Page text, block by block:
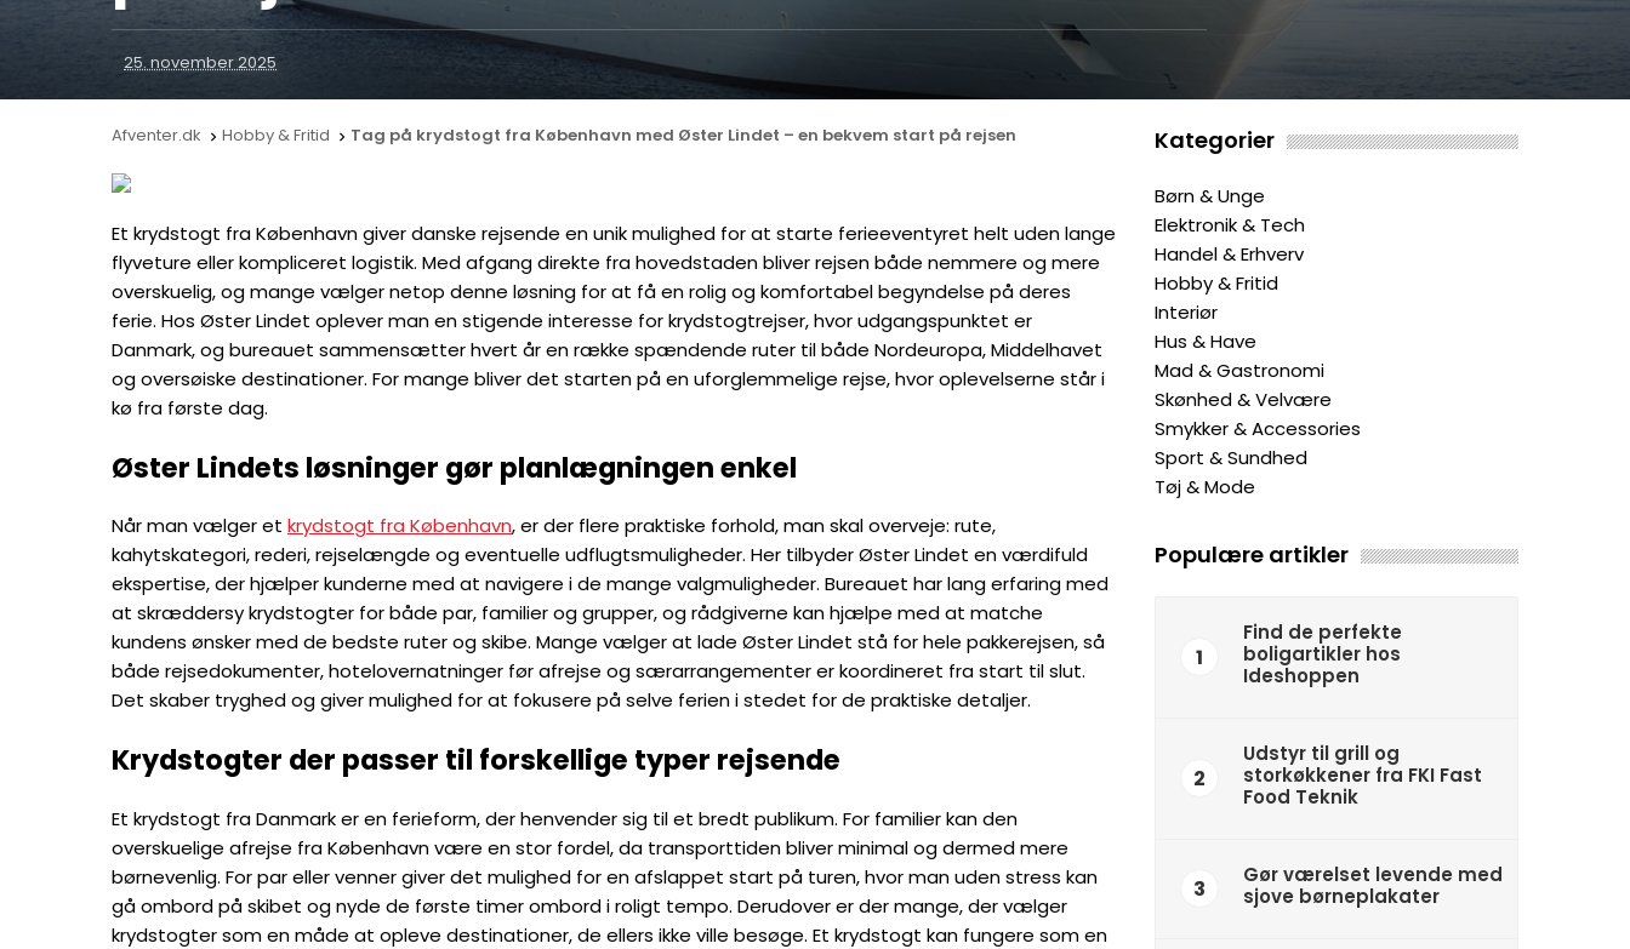
25. november 2025
Afventer.dk  Hobby & Fritid  Tag på krydstogt fra København med Øster Lindet – en bekvem start på rejsen
Et krydstogt fra København giver danske rejsende en unik mulighed for at starte ferieeventyret helt uden lange
flyveture eller kompliceret logistik. Med afgang direkte fra hovedstaden bliver rejsen både nemmere og mere
overskuelig, og mange vælger netop denne løsning for at få en rolig og komfortabel begyndelse på deres
ferie. Hos Øster Lindet oplever man en stigende interesse for krydstogtrejser, hvor udgangspunktet er
Danmark, og bureauet sammensætter hvert år en række spændende ruter til både Nordeuropa, Middelhavet
og oversøiske destinationer. For mange bliver det starten på en uforglemmelige rejse, hvor oplevelserne står i
kø fra første dag.
Øster Lindets løsninger gør planlægningen enkel
Når man vælger et krydstogt fra København, er der flere praktiske forhold, man skal overveje: rute,
kahytskategori, rederi, rejselængde og eventuelle udflugtsmuligheder. Her tilbyder Øster Lindet en værdifuld
ekspertise, der hjælper kunderne med at navigere i de mange valgmuligheder. Bureauet har lang erfaring med
at skræddersy krydstogter for både par, familier og grupper, og rådgiverne kan hjælpe med at matche
kundens ønsker med de bedste ruter og skibe. Mange vælger at lade Øster Lindet stå for hele pakkerejsen, så
både rejsedokumenter, hotelovernatninger før afrejse og særarrangementer er koordineret fra start til slut.
Det skaber tryghed og giver mulighed for at fokusere på selve ferien i stedet for de praktiske detaljer.
Krydstogter der passer til forskellige typer rejsende
Et krydstogt fra Danmark er en ferieform, der henvender sig til et bredt publikum. For familier kan den
overskuelige afrejse fra København være en stor fordel, da transporttiden bliver minimal og dermed mere
børnevenlig. For par eller venner giver det mulighed for en afslappet start på turen, hvor man uden stress kan
gå ombord på skibet og nyde de første timer ombord i roligt tempo. Derudover er der mange, der vælger
krydstogter som en måde at opleve destinationer, de ellers ikke ville besøge. Et krydstogt kan fungere som en
Kategorier
Børn & Unge
Elektronik & Tech
Handel & Erhverv
Hobby & Fritid
Interiør
Hus & Have
Mad & Gastronomi
Skønhed & Velvære
Smykker & Accessories
Sport & Sundhed
Tøj & Mode
Populære artikler
1
Find de perfekte
boligartikler hos
Ideshoppen
2
Udstyr til grill og
storkøkkener fra FKI Fast
Food Teknik
3
Gør værelset levende med
sjove børneplakater